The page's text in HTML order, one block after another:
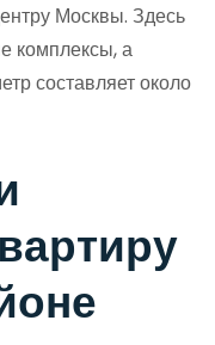
Москвы. Здесь
комплексы, а
составляет около